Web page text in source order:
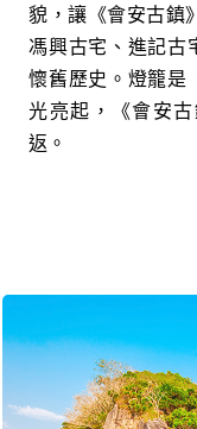
貌，讓《會安古鎮
馮興古宅、進記古
懷舊歷史。燈籠是
光亮起，《會安
返。